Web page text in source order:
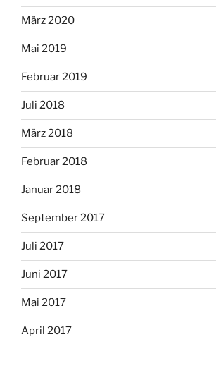
März 2020
Mai 2019
Februar 2019
Juli 2018
März 2018
Februar 2018
Januar 2018
September 2017
Juli 2017
Juni 2017
Mai 2017
April 2017